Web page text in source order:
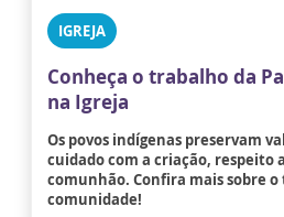
IGREJA
Conheça o trabalho da
na Igreja
Os povos indígenas preservam
cuidado com a criação, respeito
comunhão. Confira mais sobre
comunidade!